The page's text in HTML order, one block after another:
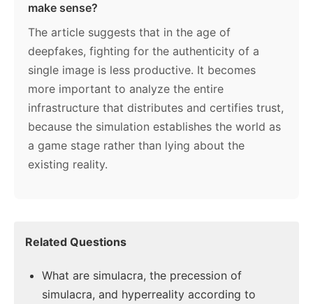
make sense?
The article suggests that in the age of
deepfakes, fighting for the authenticity of a
single image is less productive. It becomes
more important to analyze the entire
infrastructure that distributes and certifies trust,
because the simulation establishes the world as
a game stage rather than lying about the
existing reality.
Related Questions
What are simulacra, the precession of
simulacra, and hyperreality according to